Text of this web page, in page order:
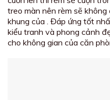
treo màn nên rèm sẽ không
khung của . Đáp ứng tốt
kiểu tranh và phong cảnh
cho không gian của căn